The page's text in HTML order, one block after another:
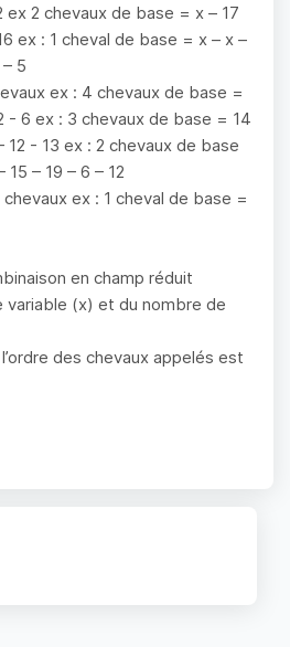
ex 2 chevaux de base = x – 17
ex : 1 cheval de base = x – x –
5
ex : 4 chevaux de base =
- 6 ex : 3 chevaux de base = 14
12 - 13 ex : 2 chevaux de base
15 – 19 – 6 – 12
ex : 1 cheval de base =
en champ réduit
variable (x) et du nombre de
des chevaux appelés est